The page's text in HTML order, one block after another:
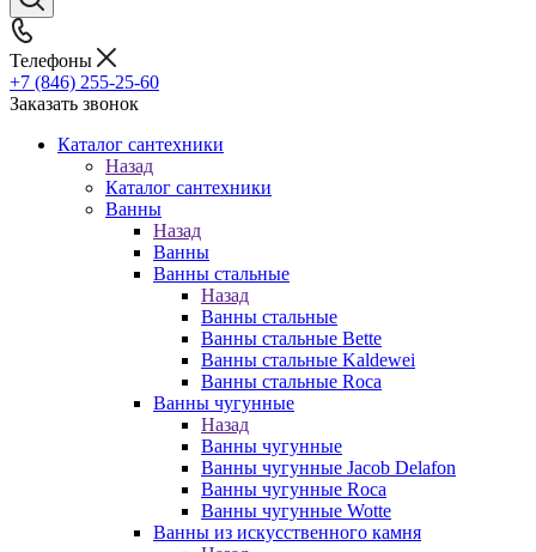
Телефоны
+7 (846) 255-25-60
Заказать звонок
Каталог сантехники
Назад
Каталог сантехники
Ванны
Назад
Ванны
Ванны стальные
Назад
Ванны стальные
Ванны стальные Bette
Ванны стальные Kaldewei
Ванны стальные Roca
Ванны чугунные
Назад
Ванны чугунные
Ванны чугунные Jacob Delafon
Ванны чугунные Roca
Ванны чугунные Wotte
Ванны из искусственного камня